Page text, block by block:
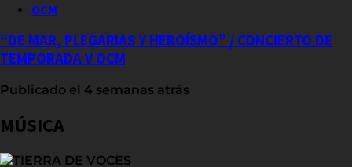
OCM
“DE MAR, PLEGARIAS Y HEROÍSMO” / CONCIERTO DE
TEMPORADA V OCM
Publicado el 4 semanas atrás
MÚSICA